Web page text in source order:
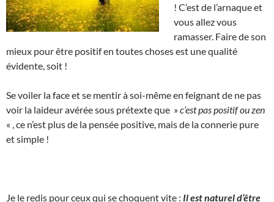
! C’est de l’arnaque et
vous allez vous
ramasser. Faire de son
mieux pour être positif en toutes choses est une qualité
évidente, soit !
Se voiler la face et se mentir à soi-même en feignant de ne pas
voir la laideur avérée sous prétexte que »c’est pas positif ou zen
« , ce n’est plus de la pensée positive, mais de la connerie pure
et simple !
Je le redis pour ceux qui se choquent vite : Il est naturel d’être